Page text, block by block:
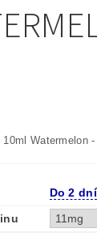
10ml Watermelon
Do 2 dní